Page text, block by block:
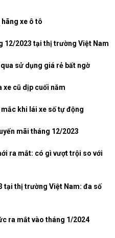
xe ô tô
12/2023 tại thị trường Việt Nam
sử dụng giá rẻ bất ngờ
xe cũ dịp cuối năm
khi lái xe số tự động
mãi tháng 12/2023
ra mắt: có gì vượt trội so với
tại thị trường Việt Nam: đa số
ra mắt vào tháng 1/2024